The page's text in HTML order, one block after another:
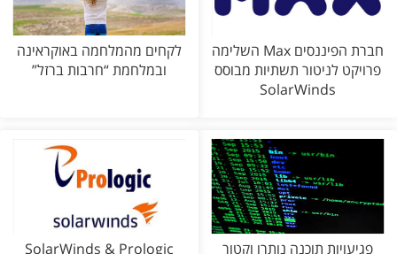
חברת הפיננסים Max השלימה
פרויקט לניטור תשתיות מבוסס
SolarWinds
לקחים מהמלחמה באוקראינה
ובמלחמת “חרבות ברזל”
פגיעויות תוכנה נותרו וקטור
SolarWinds & Prologic